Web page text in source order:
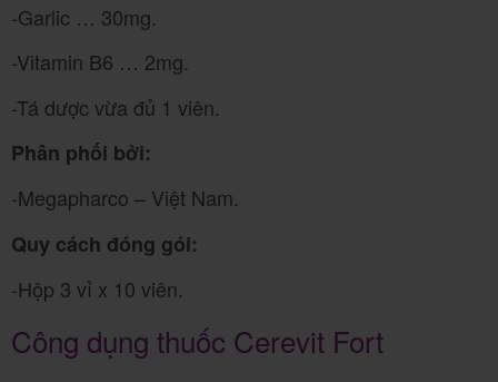
-Garlic … 30mg.
-Vitamin B6 … 2mg.
-Tá dược vừa đủ 1 viên.
Phân phối bởi:
-Megapharco – Việt Nam.
Quy cách đóng gói:
-Hộp 3 vỉ x 10 viên.
Công dụng thuốc Cerevit Fort